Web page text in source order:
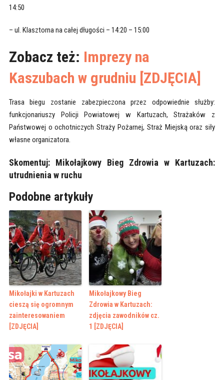
14:50
– ul. Klasztorna na całej długości – 14:20 – 15:00
Zobacz też: Imprezy na
Kaszubach w grudniu [ZDJĘCIA]
Trasa biegu zostanie zabezpieczona przez odpowiednie służby:
funkcjonariuszy Policji Powiatowej w Kartuzach, Strażaków z
Państwowej o ochotniczych Straży Pożarnej, Straż Miejską oraz siły
własne organizatora.
Skomentuj: Mikołajkowy Bieg Zdrowia w Kartuzach:
utrudnienia w ruchu
Podobne artykuły
Mikołajki w Kartuzach
cieszą się ogromnym
zainteresowaniem
[ZDJĘCIA]
Mikołajkowy Bieg
Zdrowia w Kartuzach:
zdjęcia zawodników cz.
1 [ZDJĘCIA]